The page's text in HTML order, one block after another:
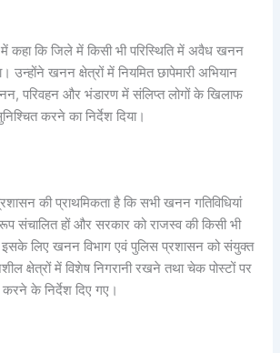
में कहा कि जिले में किसी भी परिस्थिति में अवैध खनन
उन्होंने खनन क्षेत्रों में नियमित छापेमारी अभियान
परिवहन और भंडारण में संलिप्त लोगों के खिलाफ
करने का निर्देश दिया।
की प्राथमिकता है कि सभी खनन गतिविधियां
संचालित हों और सरकार को राजस्व की किसी भी
इसके लिए खनन विभाग एवं पुलिस प्रशासन को संयुक्त
क्षेत्रों में विशेष निगरानी रखने तथा चेक पोस्टों पर
करने के निर्देश दिए गए।